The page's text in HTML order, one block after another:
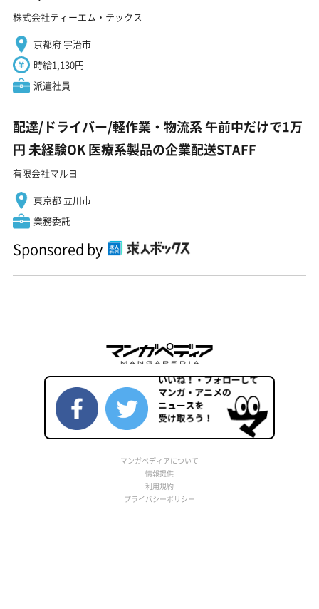
株式会社ティーエム・テックス
京都府 宇治市
時給1,130円
派遣社員
配達/ドライバー/軽作業・物流系 午前中だけで1万
円 未経験OK 医療系製品の企業配送STAFF
有限会社マルヨ
東京都 立川市
業務委託
Sponsored by
マンガペディアについて
情報提供
利用規約
プライバシーポリシー